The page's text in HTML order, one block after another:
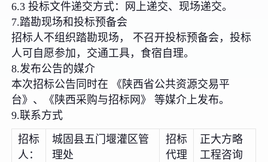
6.3 投标文件递交方式：网上递交、现场递交。
7.踏勘现场和投标预备会
招标人不组织踏勘现场， 不召开投标预备会，投标
人可自愿参加，交通工具，食宿自理。
8.发布公告的媒介
本次招标公告同时在 《陕西省公共资源交易平
台》、《陕西采购与招标网》 等媒介上发布。
9.联系方式
招标
人：
城固县五门堰灌区管
理处
招标
代理
正大方略
工程咨询